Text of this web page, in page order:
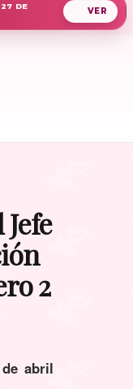
DE
2
abril